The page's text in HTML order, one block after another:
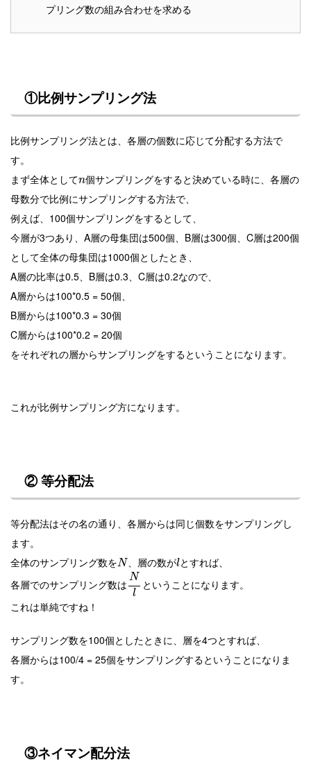
プリング数の組み合わせを求める
①比例サンプリング法
比例サンプリング法とは、各層の個数に応じて分配する方法で
す。
まず全体としてn個サンプリングをすると決めている時に、各層の
母数分で比例にサンプリングする方法で、
例えば、100個サンプリングをするとして、
今層が3つあり、A層の母集団は500個、B層は300個、C層は200個
として全体の母集団は1000個としたとき、
A層の比率は0.5、B層は0.3、C層は0.2なので、
A層からは100*0.5 = 50個、
B層からは100*0.3 = 30個
C層からは100*0.2 = 20個
をそれぞれの層からサンプリングをするということになります。
これが比例サンプリング方になります。
②等分配法
等分配法はその名の通り、各層からは同じ個数をサンプリングし
ます。
全体のサンプリング数をN、層の数がlとすれば、
各層でのサンプリング数は N
l
ということになります。
これは単純ですね！
サンプリング数を100個としたときに、層を4つとすれば、
各層からは100/4 = 25個をサンプリングするということになりま
す。
③ネイマン配分法